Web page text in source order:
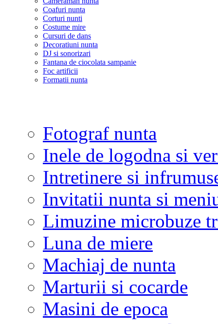
Coafuri nunta
Corturi nunti
Costume mire
Cursuri de dans
Decoratiuni nunta
DJ si sonorizari
Fantana de ciocolata sampanie
Foc artificii
Formatii nunta
Fotograf nunta
Inele de logodna si
Intretinere si
Invitatii nunta si
Limuzine microbuze
Luna de miere
Machiaj de nunta
Marturii si cocarde
Masini de epoca